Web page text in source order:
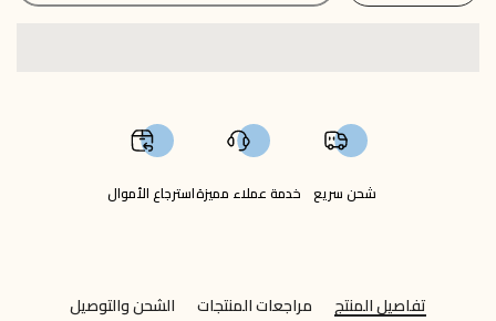
شحن سريع خدمة عملاء مميزةاسترجاع الأموال
تفاصيل المنتج مراجعات المنتجات
الشحن والتوصيل